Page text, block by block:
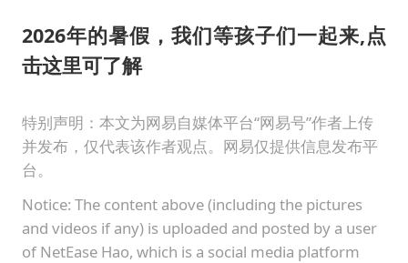
2026年的暑假，我们等孩子们一起来,点
击这里可了解
特别声明：本文为网易自媒体平台“网易号”作者上传
并发布，仅代表该作者观点。网易仅提供信息发布平
台。
Notice: The content above (including the pictures
and videos if any) is uploaded and posted by a user
of NetEase Hao, which is a social media platform